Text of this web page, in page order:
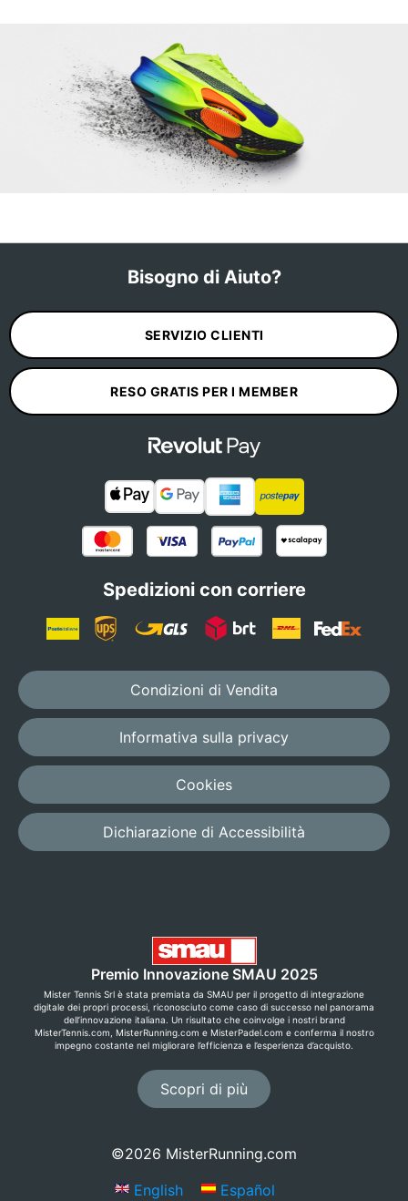
Bisogno di Aiuto?
SERVIZIO CLIENTI
RESO GRATIS PER I MEMBER
Spedizioni con corriere
Condizioni di Vendita
Informativa sulla privacy
Cookies
Dichiarazione di Accessibilità
Premio Innovazione SMAU 2025
Mister Tennis Srl è stata premiata da SMAU per il progetto di integrazione
digitale dei propri processi, riconosciuto come caso di successo nel panorama
dell’innovazione italiana. Un risultato che coinvolge i nostri brand
MisterTennis.com, MisterRunning.com e MisterPadel.com e conferma il nostro
impegno costante nel migliorare l’efficienza e l’esperienza d’acquisto.
Scopri di più
©2026 MisterRunning.com
English
Español